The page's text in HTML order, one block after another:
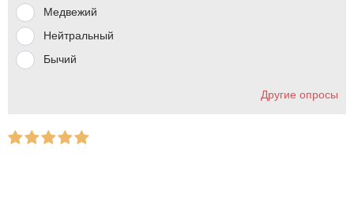
Медвежий
Нейтральный
Бычий
Другие опросы